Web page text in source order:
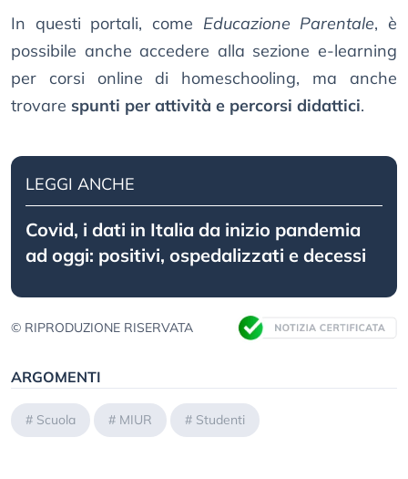
In questi portali, come Educazione Parentale, è
possibile anche accedere alla sezione e-learning
per corsi online di homeschooling, ma anche
trovare spunti per attività e percorsi didattici.
LEGGI ANCHE
Covid, i dati in Italia da inizio pandemia
ad oggi: positivi, ospedalizzati e decessi
© RIPRODUZIONE RISERVATA
ARGOMENTI
# Scuola # MIUR # Studenti